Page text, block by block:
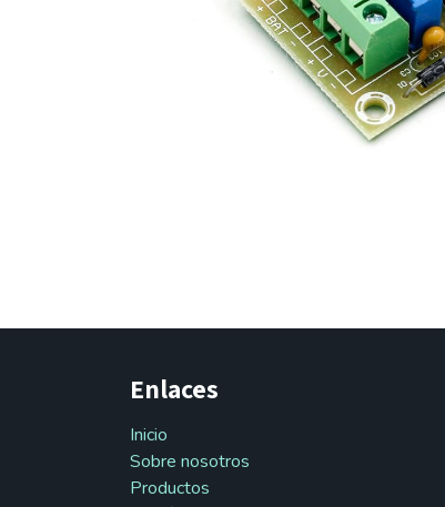
Enlaces
Inicio
Sobre nosotros
Productos